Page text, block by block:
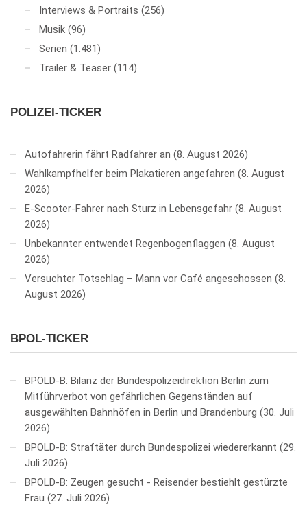
Interviews & Portraits (256)
Musik (96)
Serien (1.481)
Trailer & Teaser (114)
POLIZEI-TICKER
Autofahrerin fährt Radfahrer an 8. August 2026
Wahlkampfhelfer beim Plakatieren angefahren 8. August
2026
E-Scooter-Fahrer nach Sturz in Lebensgefahr 8. August
2026
Unbekannter entwendet Regenbogenflaggen 8. August
2026
Versuchter Totschlag – Mann vor Café angeschossen 8.
August 2026
BPOL-TICKER
BPOLD-B: Bilanz der Bundespolizeidirektion Berlin zum
Mitführverbot von gefährlichen Gegenständen auf
ausgewählten Bahnhöfen in Berlin und Brandenburg 30. Juli
2026
BPOLD-B: Straftäter durch Bundespolizei wiedererkannt 29.
Juli 2026
BPOLD-B: Zeugen gesucht - Reisender bestiehlt gestürzte
Frau 27. Juli 2026